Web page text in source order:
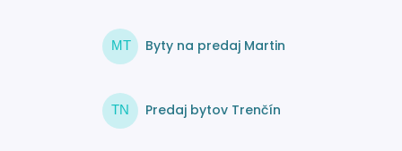
MT Byty na predaj Martin
TN Predaj bytov Trenčín